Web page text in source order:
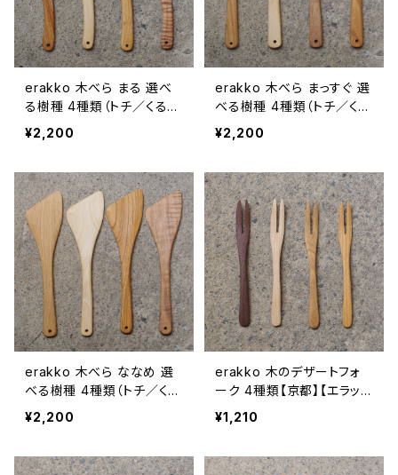
erakko 木べら まる 選べ
る樹種 4種類（トチ／くるみ
／チェリー／ケヤキ）【京都】
【エラッコ】【柴田漆工房】
フト プレゼント】【父の日 お
誕生日】
¥2,200
erakko 木べら まっすぐ 選
べる樹種 4種類（トチ／くる
み／チェリー／ケヤキ）【京
都】【エラッコ】【柴田漆工
【ギフト プレゼント】【父の日
お誕生日】
¥2,200
erakko 木べら ななめ 選
べる樹種 4種類（トチ／くる
み／チェリー／ケヤキ）【京
都】【エラッコ】【柴田漆工
【ギフト プレゼント】【父の日
¥2,200
erakko 木のデザートフォ
ーク 4種類【京都】【エラッ
コ】【柴田漆工房】【キャンプ
ギア】【カトラリー】【ギフト
日】
¥1,210